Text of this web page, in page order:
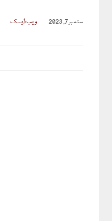
ستمبر 7, 2023 ویب ڈیسک